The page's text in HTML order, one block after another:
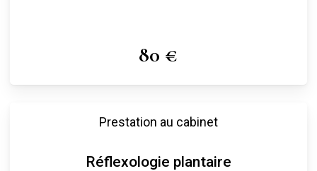
80 €
Prestation au cabinet
Réflexologie plantaire